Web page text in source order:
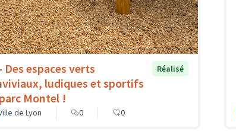
Des espaces verts
ludiques et sportifs
Montel !
Réalisé
de Lyon 0 0